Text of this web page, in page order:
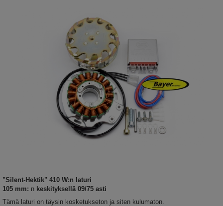
"Silent-Hektik" 410 W:n laturi
105 mm: n keskityksellä 09/75 asti
Tämä laturi on täysin kosketukseton ja siten kulumaton.